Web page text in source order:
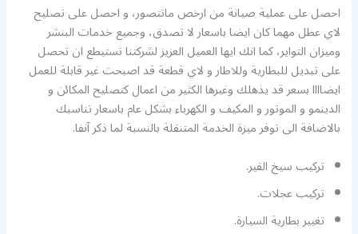
احصل على عملية صيانة من ارخص ماتتصور، و احصل على تصليح
لاي عطل مهما كان ايضا باسعار لا تصدق، وجميع خدمات البنشر
وميزان التواير، كما انك ايها العميل العزيز لشركتنا تستيطع ان تحصل
على تبديل للبطارية وللاطار و لاي قطعة قد اصبحت غير قابلة للعمل
ايضاااا بسعر قد يذهلك وغيرها الكثير من اعمال كتصليح المكائن و
الدينمو و الموتور و المكيف و الكهرباء بشكل عام باسعار تناسبك
بالاضافة الى توفر ميزة الخدمة المتنقلة بالنسبة لما ذكر آنفا.
تركيب سيخ القير.
تركيب عجلات.
تغيير بطارية السيارة.